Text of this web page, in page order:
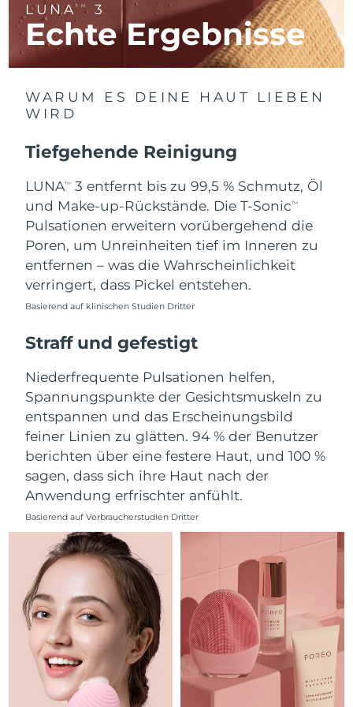
LUNATM 3
Echte Ergebnisse
WARUM ES DEINE HAUT LIEBEN
WIRD
Tiefgehende Reinigung
LUNATM
3 entfernt bis zu 99,5 % Schmutz, Öl
und Make-up-Rückstände. Die T-SonicTM
Pulsationen erweitern vorübergehend die
Poren, um Unreinheiten tief im Inneren zu
entfernen – was die Wahrscheinlichkeit
verringert, dass Pickel entstehen.
Basierend auf klinischen Studien Dritter
Straff und gefestigt
Niederfrequente Pulsationen helfen,
Spannungspunkte der Gesichtsmuskeln zu
entspannen und das Erscheinungsbild
feiner Linien zu glätten. 94 % der Benutzer
berichten über eine festere Haut, und 100 %
sagen, dass sich ihre Haut nach der
Anwendung erfrischter anfühlt.
Basierend auf Verbraucherstudien Dritter
Litauen Erwartete Lieferung8/7/26
Luxemburg Erwartete Lieferung8/7/26
Macau
Erwartete Lieferung8/9/26
8/7/26
Mexiko Erwartete Lieferung
Monaco Erwartete Lieferung 8/8/26
Niederlande Erwartete Lieferung
Oman Erwartete Lieferung8/10/26
Philippinen Erwartete Lieferung 8/10/26
Polen Erwartete Lieferung
Portugal
Puerto Rico 8/9/26
Katar Erwartete Lieferung
Réunion Erwartete Lieferung 8/12/26
Rumänien Erwartete Lieferung 8/7/26
Russland Erwartete Lieferung 8/15/26